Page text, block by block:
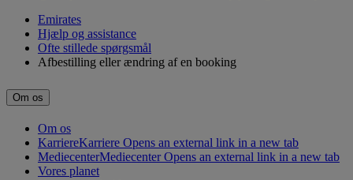
Emirates
Hjælp og assistance
Ofte stillede spørgsmål
Afbestilling eller ændring af en booking
Om os
Om os
KarriereKarriere Opens an external link in a new tab
MediecenterMediecenter Opens an external link in a new tab
Vores planet